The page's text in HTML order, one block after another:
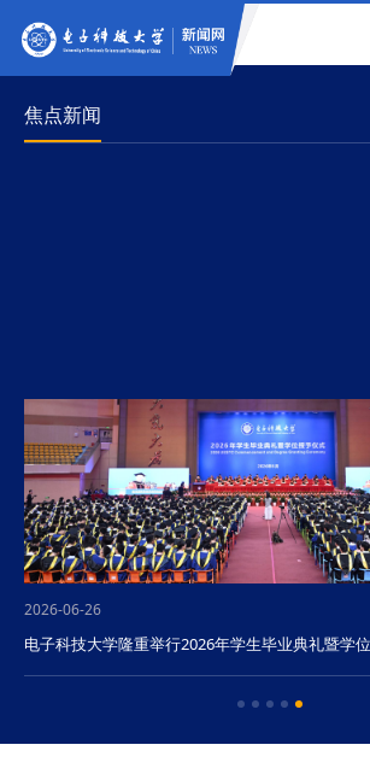
焦点新闻
2026-06-26
电子科技大学隆重举行2026年学生毕业典礼暨学